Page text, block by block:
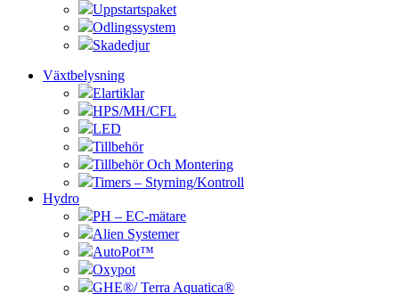
Uppstartspaket
Odlingssystem
Skadedjur
Växtbelysning
Elartiklar
HPS/MH/CFL
LED
Tillbehör
Tillbehör Och Montering
Timers – Styrning/Kontroll
Hydro
PH – EC-mätare
Alien Systemer
AutoPot™
Oxypot
GHE®/ Terra Aquatica®